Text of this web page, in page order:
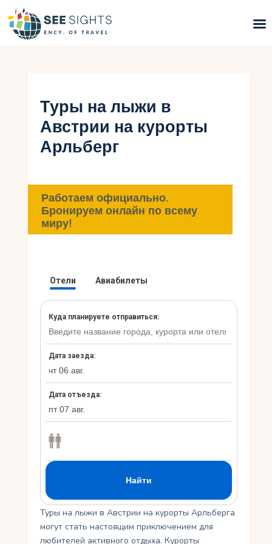
Горящие туры
Типы Туров
Страны
Инфо
Блог
Туры на лыжи в
Австрии на курорты
Арльберг
Работаем официально.
Бронируем онлайн по всему
миру!
Туры на лыжи в Австрии на курорты Арльберга
могут стать настоящим приключением для
любителей активного отдыха. Курорты